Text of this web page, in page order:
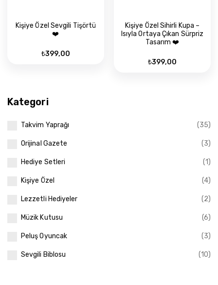
Kategori
Takvim Yaprağı (35)
Orijinal Gazete (3)
Hediye Setleri (1)
Kişiye Özel (4)
Lezzetli Hediyeler (2)
Müzik Kutusu (6)
Peluş Oyuncak (3)
Sevgili Biblosu (10)
Kişiye Özel Sevgili Tişörtü
❤️
₺399,00
Kişiye Özel Sihirli Kupa –
Isıyla Ortaya Çıkan Sürpriz
Tasarım ❤️
₺399,00